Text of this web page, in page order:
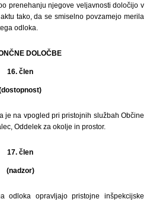
prenehanju njegove veljavnosti določijo v
tako, da se smiselno povzamejo merila
odloka.
DOLOČBE
16. člen
je na vpogled pri pristojnih službah Občine
Oddelek za okolje in prostor.
17. člen
(nadzor)
odloka opravljajo pristojne inšpekcijske